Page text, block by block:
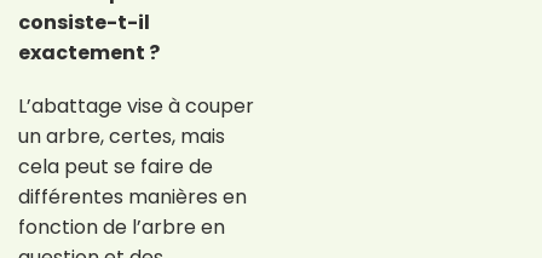
consiste-t-il
exactement ?
L’abattage vise à couper
un arbre, certes, mais
cela peut se faire de
différentes manières en
fonction de l’arbre en